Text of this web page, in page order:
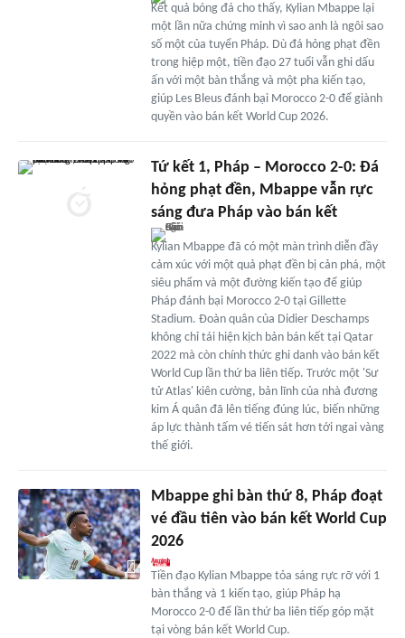
Kết quả bóng đá cho thấy, Kylian Mbappe lại
một lần nữa chứng minh vì sao anh là ngôi sao
số một của tuyển Pháp. Dù đá hỏng phạt đền
trong hiệp một, tiền đạo 27 tuổi vẫn ghi dấu
ấn với một bàn thắng và một pha kiến tạo,
giúp Les Bleus đánh bại Morocco 2-0 để giành
quyền vào bán kết World Cup 2026.
Tứ kết 1, Pháp – Morocco 2-0: Đá
hỏng phạt đền, Mbappe vẫn rực
sáng đưa Pháp vào bán kết
Kylian Mbappe đã có một màn trình diễn đầy
cảm xúc với một quả phạt đền bị cản phá, một
siêu phẩm và một đường kiến tạo để giúp
Pháp đánh bại Morocco 2-0 tại Gillette
Stadium. Đoàn quân của Didier Deschamps
không chỉ tái hiện kịch bản bán kết tại Qatar
2022 mà còn chính thức ghi danh vào bán kết
World Cup lần thứ ba liên tiếp. Trước một 'Sư
tử Atlas' kiên cường, bản lĩnh của nhà đương
kim Á quân đã lên tiếng đúng lúc, biến những
áp lực thành tấm vé tiến sát hơn tới ngai vàng
thế giới.
Mbappe ghi bàn thứ 8, Pháp đoạt
vé đầu tiên vào bán kết World Cup
2026
Tiền đạo Kylian Mbappe tỏa sáng rực rỡ với 1
bàn thắng và 1 kiến tạo, giúp Pháp hạ
Morocco 2-0 để lần thứ ba liên tiếp góp mặt
tại vòng bán kết World Cup.